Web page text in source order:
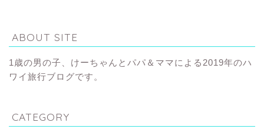
ABOUT SITE
1歳の男の子、けーちゃんとパパ＆ママによる2019年のハ
ワイ旅行ブログです。
CATEGORY